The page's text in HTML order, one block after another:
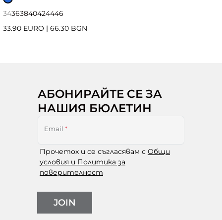
34363840424446
33.90 EURO | 66.30 BGN
АБОНИРАЙТЕ СЕ ЗА
НАШИЯ БЮЛЕТИН
Email *
Прочетох и се съгласявам с Общи
условия и Политика за
поверителност
JOIN